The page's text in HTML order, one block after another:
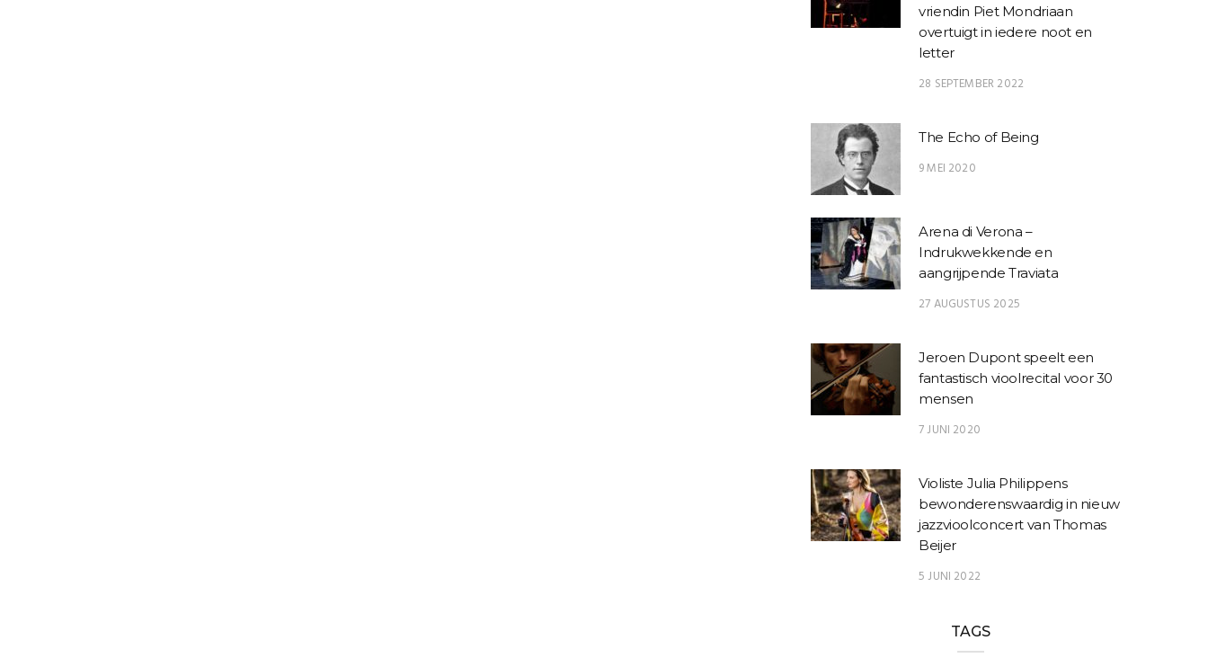
vriendin Piet Mondriaan
overtuigt in iedere noot en
letter
28 SEPTEMBER 2022
The Echo of Being
9 MEI 2020
Arena di Verona –
Indrukwekkende en
aangrijpende Traviata
27 AUGUSTUS 2025
Jeroen Dupont speelt een
fantastisch vioolrecital voor 30
mensen
7 JUNI 2020
Violiste Julia Philippens
bewonderenswaardig in nieuw
jazzvioolconcert van Thomas
Beijer
5 JUNI 2022
TAGS